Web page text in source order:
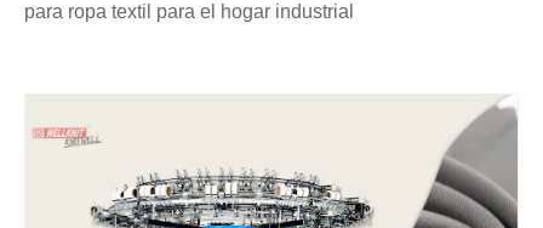
para ropa textil para el hogar industrial